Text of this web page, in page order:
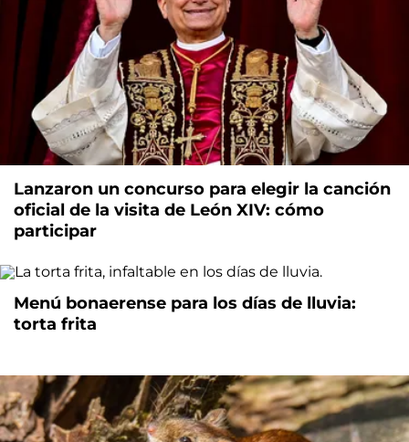
Lanzaron un concurso para elegir la canción
oficial de la visita de León XIV: cómo
participar
Menú bonaerense para los días de lluvia:
torta frita